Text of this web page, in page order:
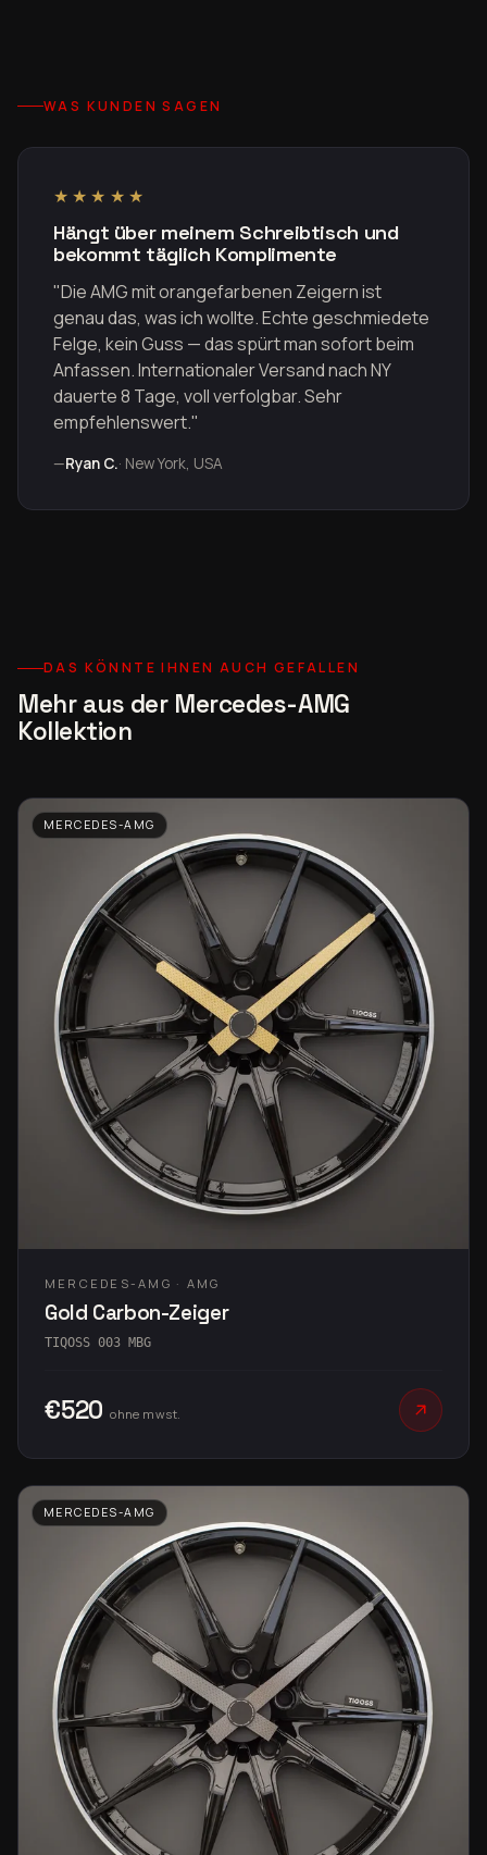
WAS KUNDEN SAGEN
★★★★★
Hängt über meinem Schreibtisch und
bekommt täglich Komplimente
"Die AMG mit orangefarbenen Zeigern ist
genau das, was ich wollte. Echte geschmiedete
Felge, kein Guss — das spürt man sofort beim
Anfassen. Internationaler Versand nach NY
dauerte 8 Tage, voll verfolgbar. Sehr
empfehlenswert."
—Ryan C.· New York, USA
DAS KÖNNTE IHNEN AUCH GEFALLEN
Mehr aus der Mercedes-AMG
Kollektion
MERCEDES-AMG
MERCEDES-AMG · AMG
Gold Carbon-Zeiger
TIQOSS 003 MBG
€520 ohne mwst.
MERCEDES-AMG